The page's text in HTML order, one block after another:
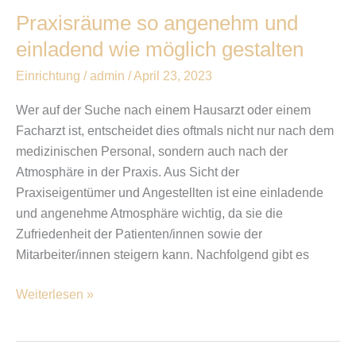
Praxisräume so angenehm und
einladend wie möglich gestalten
Einrichtung /admin /April 23, 2023
Wer auf der Suche nach einem Hausarzt oder einem
Facharzt ist, entscheidet dies oftmals nicht nur nach dem
medizinischen Personal, sondern auch nach der
Atmosphäre in der Praxis. Aus Sicht der
Praxiseigentümer und Angestellten ist eine einladende
und angenehme Atmosphäre wichtig, da sie die
Zufriedenheit der Patienten/innen sowie der
Mitarbeiter/innen steigern kann. Nachfolgend gibt es
Weiterlesen »